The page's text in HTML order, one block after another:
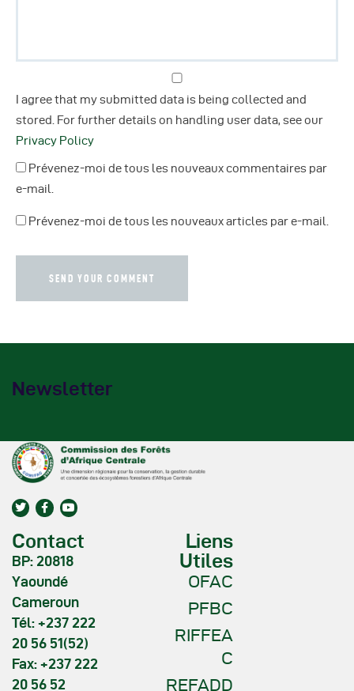
I agree that my submitted data is being collected and
stored. For further details on handling user data, see our
Privacy Policy
Prévenez-moi de tous les nouveaux commentaires par
e-mail.
Prévenez-moi de tous les nouveaux articles par e-mail.
Newsletter
Contact
BP: 20818
Yaoundé
Cameroun
Tél: +237 222
20 56 51(52)
Fax: +237 222
20 56 52
Liens
Utiles
OFAC
PFBC
RIFFEA
C
REFADD